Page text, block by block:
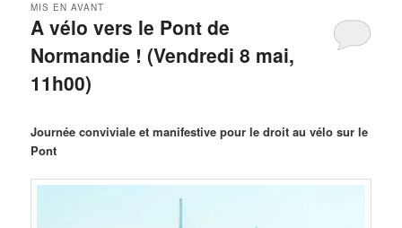
A vélo vers le Pont de
Normandie ! (Vendredi 8 mai,
11h00)
MIS EN AVANT
Journée conviviale et manifestive pour le droit au vélo sur le
Pont